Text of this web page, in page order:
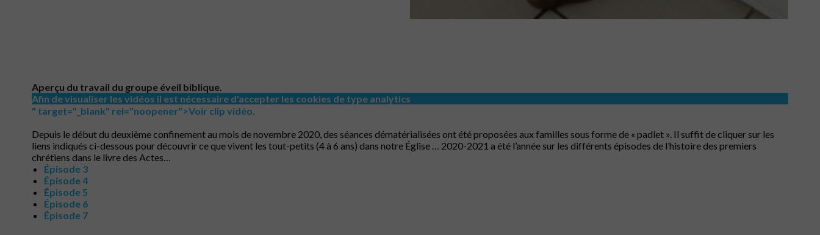
Aperçu du travail du groupe éveil biblique.
Afin de visualiser les vidéos il est nécessaire d'accepter les cookies de type analytics
" target="_blank" rel="noopener">Voir clip vidéo.
Depuis le début du deuxième confinement au mois de novembre 2020, des séances dématérialisées ont été proposées aux familles sous forme de « padlet ». Il suffit de cliquer sur les
liens indiqués ci-dessous pour découvrir ce que vivent les tout-petits (4 à 6 ans) dans notre Église … 2020-2021 a été l’année sur les différents épisodes de l’histoire des premiers
chrétiens dans le livre des Actes…
Épisode 3
Épisode 4
Épisode 5
Épisode 6
Épisode 7